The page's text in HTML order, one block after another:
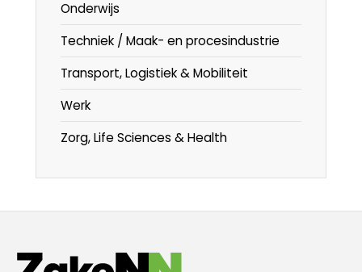
Onderwijs
Techniek / Maak- en procesindustrie
Transport, Logistiek & Mobiliteit
Werk
Zorg, Life Sciences & Health